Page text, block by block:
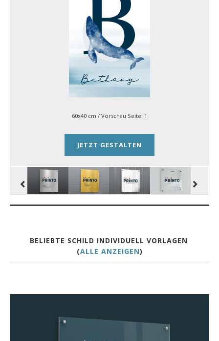
60x40 cm / Vorschau Seite: 1
JETZT GESTALTEN
BELIEBTE SCHILD INDIVIDUELL VORLAGEN
(ALLE ANZEIGEN)